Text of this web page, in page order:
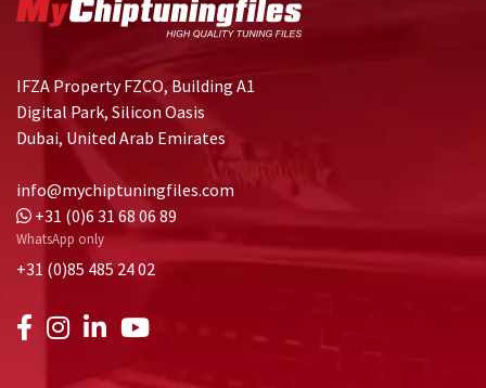
IFZA Property FZCO, Building A1
Digital Park, Silicon Oasis
Dubai, United Arab Emirates
info@mychiptuningfiles.com
+31 (0)6 31 68 06 89
WhatsApp only
+31 (0)85 485 24 02